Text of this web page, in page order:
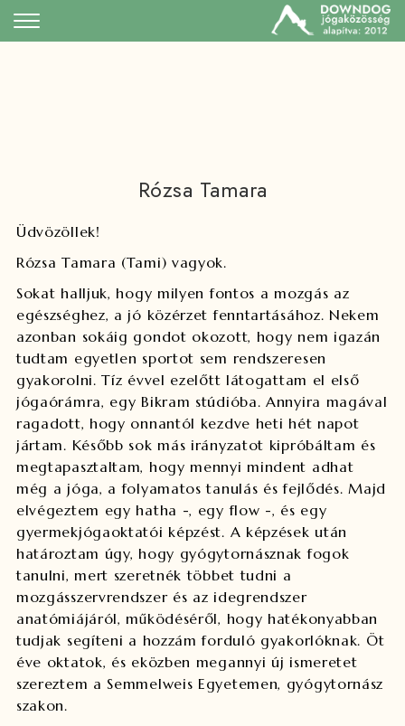
Rózsa Tamara
Üdvözöllek!
Rózsa Tamara (Tami) vagyok.
Sokat halljuk, hogy milyen fontos a mozgás az
egészséghez, a jó közérzet fenntartásához. Nekem
azonban sokáig gondot okozott, hogy nem igazán
tudtam egyetlen sportot sem rendszeresen
gyakorolni. Tíz évvel ezelőtt látogattam el első
jógaórámra, egy Bikram stúdióba. Annyira magával
ragadott, hogy onnantól kezdve heti hét napot
jártam. Később sok más irányzatot kipróbáltam és
megtapasztaltam, hogy mennyi mindent adhat
még a jóga, a folyamatos tanulás és fejlődés. Majd
elvégeztem egy hatha -, egy flow -, és egy
gyermekjógaoktatói képzést. A képzések után
határoztam úgy, hogy gyógytornásznak fogok
tanulni, mert szeretnék többet tudni a
mozgásszervrendszer és az idegrendszer
anatómiájáról, működéséről, hogy hatékonyabban
tudjak segíteni a hozzám forduló gyakorlóknak. Öt
éve oktatok, és eközben megannyi új ismeretet
szereztem a Semmelweis Egyetemen, gyógytornász
szakon.